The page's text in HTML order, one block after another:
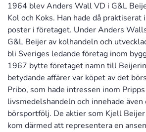
1964 blev Anders Wall VD i G&L
Kol och Koks. Han hade då praktiserat
poster i företaget. Under Anders
G&L Beijer av kolhandeln och
bli Sveriges ledande företag inom
1967 bytte företaget namn till
betydande affärer var köpet av det
Pribo, som hade intressen inom
livsmedelshandeln och innehade även
börsportfölj. De aktier som Kjell
kom därmed att representera en